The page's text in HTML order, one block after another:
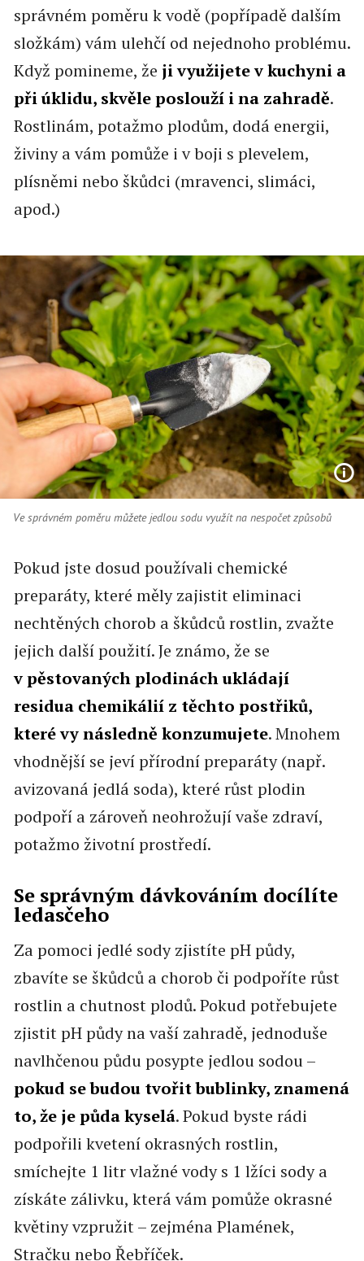
správném poměru k vodě (popřípadě dalším
složkám) vám ulehčí od nejednoho problému.
Když pomineme, že ji využijete v kuchyni a
při úklidu, skvěle poslouží i na zahradě.
Rostlinám, potažmo plodům, dodá energii,
živiny a vám pomůže i v boji s plevelem,
plísněmi nebo škůdci (mravenci, slimáci,
apod.)
Ve správném poměru můžete jedlou sodu využít na nespočet způsobů
Pokud jste dosud používali chemické
preparáty, které měly zajistit eliminaci
nechtěných chorob a škůdců rostlin, zvažte
jejich další použití. Je známo, že se
v pěstovaných plodinách ukládají
residua chemikálií z těchto postřiků,
které vy následně konzumujete. Mnohem
vhodnější se jeví přírodní preparáty (např.
avizovaná jedlá soda), které růst plodin
podpoří a zároveň neohrožují vaše zdraví,
potažmo životní prostředí.
Se správným dávkováním docílíte
ledasčeho
Za pomoci jedlé sody zjistíte pH půdy,
zbavíte se škůdců a chorob či podpoříte růst
rostlin a chutnost plodů. Pokud potřebujete
zjistit pH půdy na vaší zahradě, jednoduše
navlhčenou půdu posypte jedlou sodou –
pokud se budou tvořit bublinky, znamená
to, že je půda kyselá. Pokud byste rádi
podpořili kvetení okrasných rostlin,
smíchejte 1 litr vlažné vody s 1 lžíci sody a
získáte zálivku, která vám pomůže okrasné
květiny vzpružit – zejména Plamének,
Stračku nebo Řebříček.